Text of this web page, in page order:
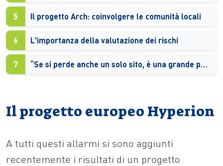
5 Il progetto Arch: coinvolgere le comunità locali
6 L'importanza della valutazione dei rischi
7 “Se si perde anche un solo sito, è una grande perdita per l’umanità”
Il progetto europeo Hyperion
A tutti questi allarmi si sono aggiunti
recentemente i risultati di un progetto